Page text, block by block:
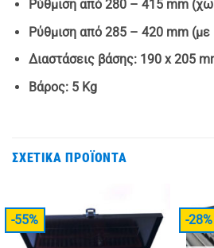
Ρύθμιση από 280 – 415 mm
Ρύθμιση από 285 – 420 mm (με
Διαστάσεις βάσης: 190 x 205
Βάρος: 5 Kg
ΣΧΕΤΙΚΆ ΠΡΟΪΌΝΤΑ
-55% -28%